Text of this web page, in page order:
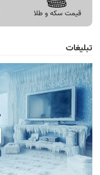
قیمت سکه و طلا
تبلیغات